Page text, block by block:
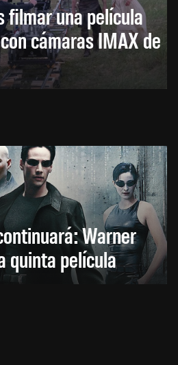
filmar una película
cámaras IMAX de
Warner
quinta película